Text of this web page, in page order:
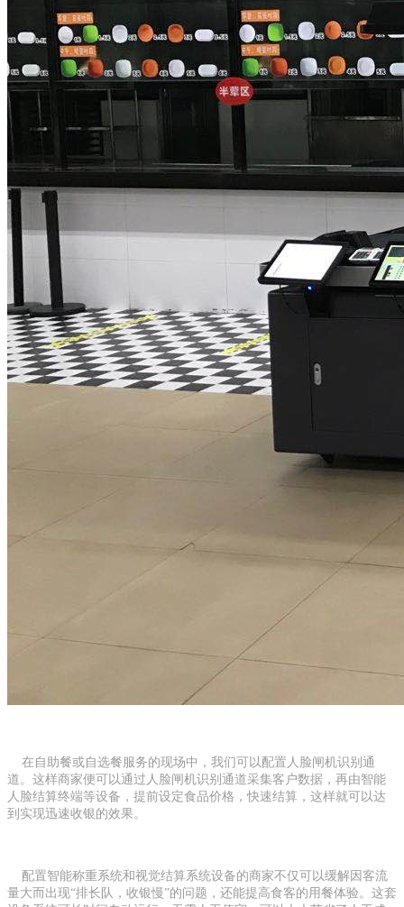
在自助餐或自选餐服务的现场中，我们可以配置人脸闸机识别通
道。这样商家便可以通过人脸闸机识别通道采集客户数据，再由智能
人脸结算终端等设备，提前设定食品价格，快速结算，这样就可以达
到实现迅速收银的效果。
配置智能称重系统和视觉结算系统设备的商家不仅可以缓解因客流
量大而出现“排长队，收银慢”的问题，还能提高食客的用餐体验。这套